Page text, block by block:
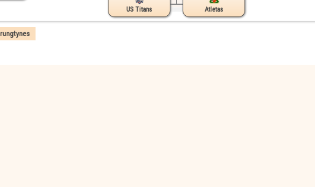
US Titans Atletas